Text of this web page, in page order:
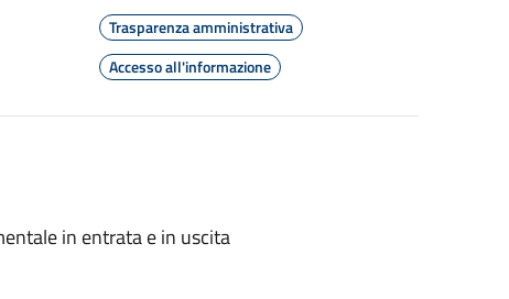
Trasparenza amministrativa
Accesso all'informazione
in entrata e in uscita